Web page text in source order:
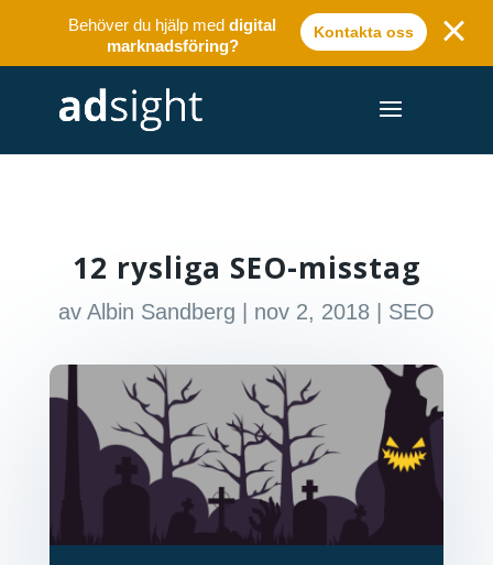
Behöver du hjälp meddigital
marknadsföring?
Kontakta oss
12 rysliga SEO-misstag
av Albin Sandberg nov 2, 2018| SEO